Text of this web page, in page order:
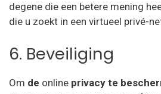
degene die een betere mening
die u zoekt in een virtueel privé-
6. Beveiliging
Om de online privacy te